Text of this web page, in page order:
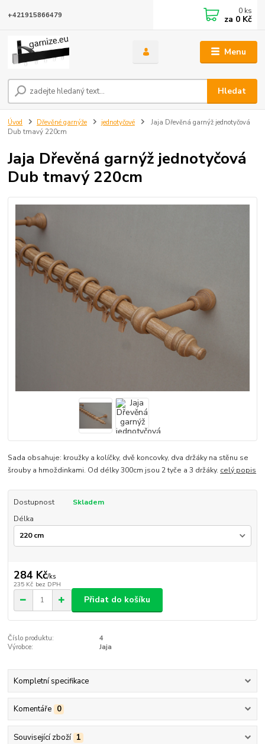
Menu
Hledat
+421915866479 0 ks
za 0 Kč
Úvod Dřevěné garnýže jednotyčové
Jaja Dřevěná garnýž jednotyčová
Dub tmavý 220cm
Jaja Dřevěná garnýž jednotyčová
Dub tmavý 220cm
Sada obsahuje: kroužky a kolíčky, dvě koncovky, dva držáky na stěnu se
šrouby a hmoždinkami. Od délky 300cm jsou 2 tyče a 3 držáky. celý popis
Dostupnost
Skladem
Délka
284 Kč/ks
235 Kč bez DPH
Přidat do košíku
Číslo produktu:
4
Výrobce:
Jaja
Kompletní specifikace
Komentáře 0
Související zboží 1